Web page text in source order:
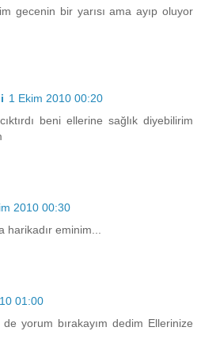
gecenin bir yarısı ama ayıp oluyor
1 Ekim 2010 00:20
beni ellerine sağlık diyebilirim
2010 00:30
harikadır eminim...
01:00
yorum bırakayım dedim Ellerinize